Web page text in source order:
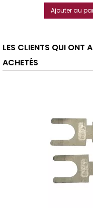
Ajouter au
LES CLIENTS QUI ONT
ACHETÉS